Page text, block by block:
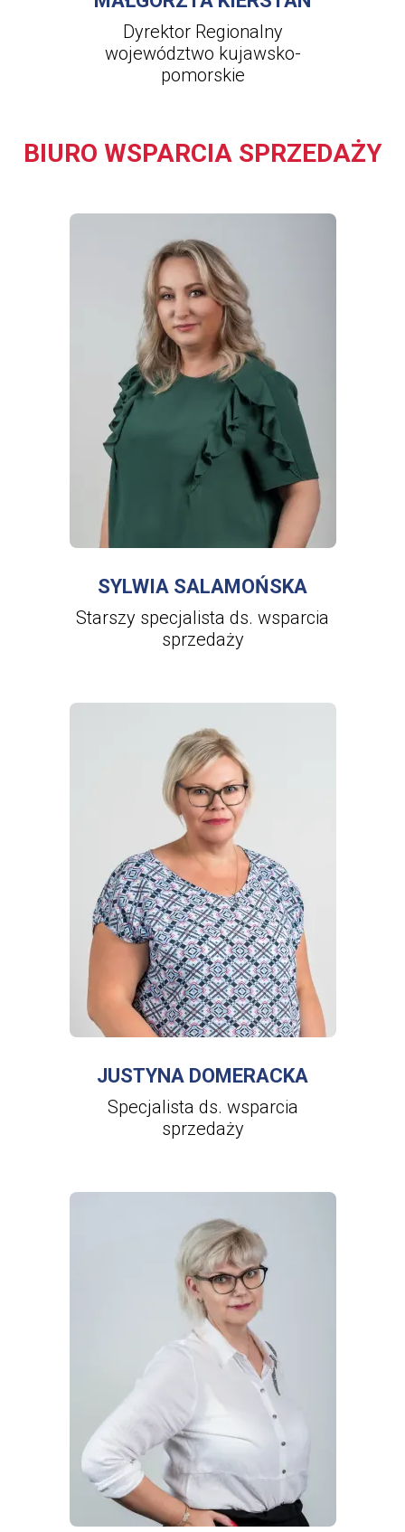
Dyrektor Regionalny
województwo kujawsko-
pomorskie
BIURO WSPARCIA SPRZEDAŻY
WIĘCEJ INFORMACJIO
SYLWIA
SALAMOŃSKA
SYLWIA SALAMOŃSKA
Starszy specjalista ds. wsparcia
sprzedaży
WIĘCEJ INFORMACJIO
JUSTYNA
DOMERACKA
JUSTYNA DOMERACKA
Specjalista ds. wsparcia
sprzedaży
WIĘCEJ INFORMACJIO
DOROTA
ZWOLIŃSKA